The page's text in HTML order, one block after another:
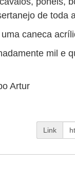
de toda
caneca
mil e
Artur
Link